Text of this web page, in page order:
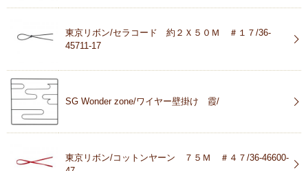
東京リボン/セラコード 約２Ｘ５０Ｍ ＃１７/36-
45711-17
SG Wonder zone/ワイヤー壁掛け 霞/
東京リボン/コットンヤーン ７５Ｍ ＃４７/36-46600-